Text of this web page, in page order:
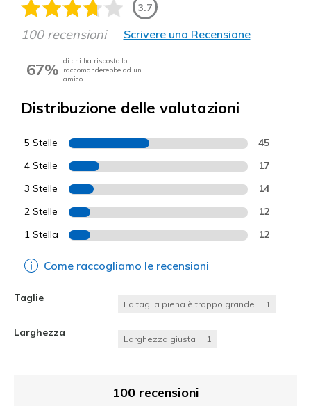
3.7
100 recensioni Scrivere una Recensione
67% di chi ha risposto lo
raccomanderebbe ad un
amico.
Distribuzione delle valutazioni
5 Stelle 45
4 Stelle 17
3 Stelle 14
2 Stelle 12
1 Stella 12
Come raccogliamo le recensioni
Taglie
La taglia piena è troppo grande 1
Larghezza
Larghezza giusta 1
100 recensioni